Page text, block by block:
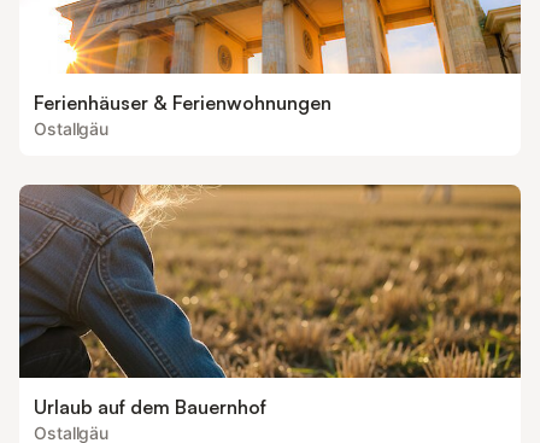
Ferienhäuser & Ferienwohnungen
Ostallgäu
Urlaub auf dem Bauernhof
Ostallgäu